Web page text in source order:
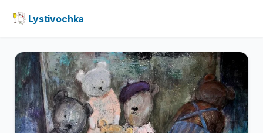
Lystivochka